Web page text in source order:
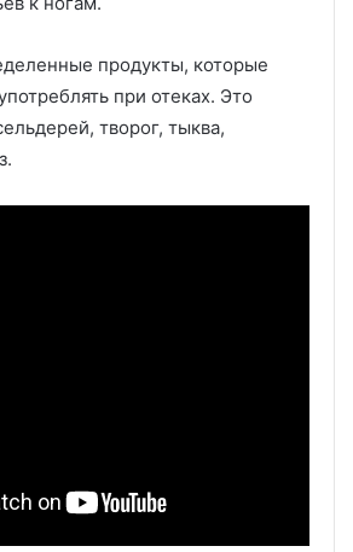
продукты, которые
при отеках. Это
творог, тыква,